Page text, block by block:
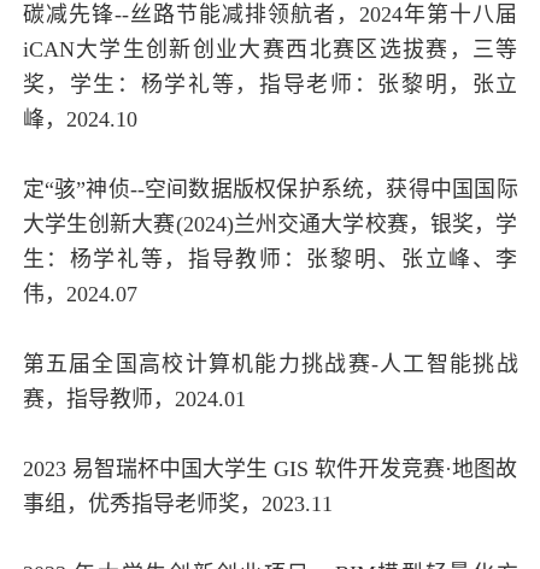
碳减先锋--丝路节能减排领航者，2024年第十八届
iCAN大学生创新创业大赛西北赛区选拔赛，三等
奖，学生：杨学礼等，指导老师：张黎明，张立
峰，2024.10
定“骇”神侦--空间数据版权保护系统，获得中国国际
大学生创新大赛(2024)兰州交通大学校赛，银奖，学
生：杨学礼等，指导教师：张黎明、张立峰、李
伟，2024.07
第五届全国高校计算机能力挑战赛-人工智能挑战
赛，指导教师，2024.01
2023 易智瑞杯中国大学生 GIS 软件开发竞赛·地图故
事组，优秀指导老师奖，2023.11